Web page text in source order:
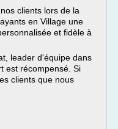
clients lors de la
en Village une
et fidèle à
leader d'équipe dans
est récompensé. Si
clients que nous